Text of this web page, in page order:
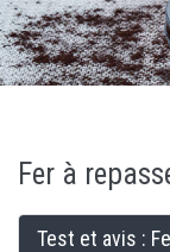
Fer à
Test et avis :